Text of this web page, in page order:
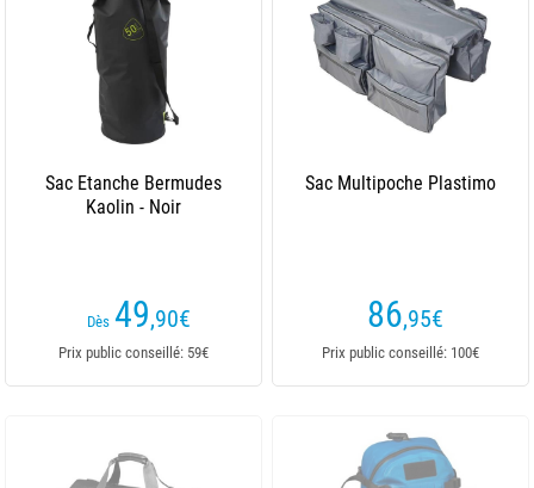
Sac Etanche Bermudes
Kaolin - Noir
Dès 49,90€
Prix public conseillé: 59€
Sac Multipoche Plastimo
86,95€
Prix public conseillé: 100€